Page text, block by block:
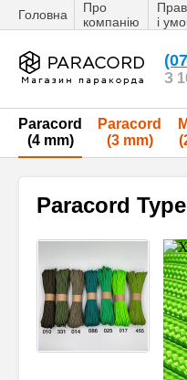
Головна
Про
компанію
і
З
Paracord
(4 mm)
Paracord
(3 mm)
Paracord